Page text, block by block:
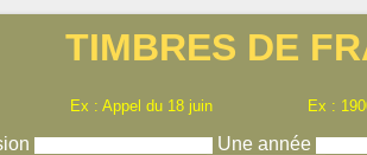
TIMBRES DE
Ex : Appel du 18 juin Ex :
Une année